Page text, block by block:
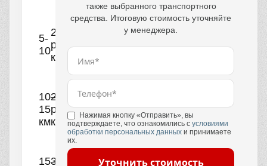
5-
10
250
руб/
км
10–
15
км
290
руб/
км
15–300
также выбранного транспортного
средства. Итоговую стоимость уточняйте
у менеджера.
Нажимая кнопку «Отправить», вы
подтверждаете, что ознакомились с условиями
обработки персональных данных и принимаете
их.
Уточнить стоимость